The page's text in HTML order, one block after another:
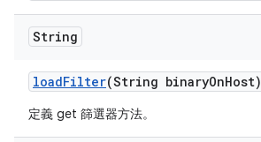
String
loadFilter(String binaryOnHost)
定義 get 篩選器方法。